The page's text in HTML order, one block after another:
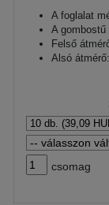
A foglalat
A gombostű
Felső
Alsó átmérő:
csomag